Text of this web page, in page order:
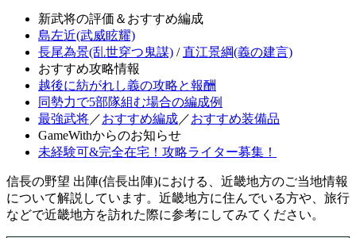
新武将の評価＆おすすめ編成
島左近(武威眩耀)
長尾為景(乱世穿つ鬼謀) /直江景綱(義の建言)
おすすめ攻略情報
越後に紡がれし義の攻略と報酬
同勢力で5部隊組む場合の編成例
最強武将／おすすめ編成／おすすめ装備品
GameWithからのお知らせ
未経験可&完全在宅！攻略ライター募集！
信長の野望 出陣(信長出陣)における、近畿地方のご当地情報
について解説しています。近畿地方に住んでいる方や、旅行
などで近畿地方を訪れた際に参考にしてみてください。